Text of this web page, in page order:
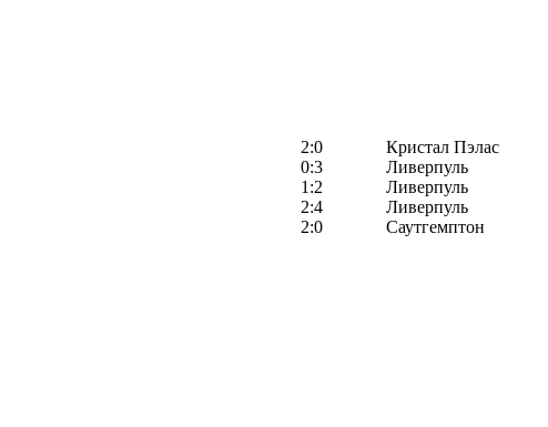
2:0
Кристал Пэлас
0:3
Ливерпуль
1:2
Ливерпуль
2:4
Ливерпуль
2:0
Саутгемптон